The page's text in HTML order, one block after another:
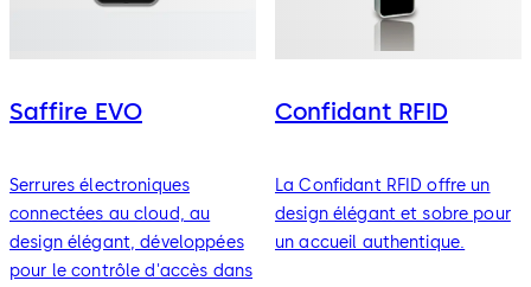
Saffire EVO
Serrures électroniques
connectées au cloud, au
design élégant, développées
pour le contrôle d'accès dans
Confidant RFID
La Confidant RFID offre un
design élégant et sobre pour
un accueil authentique.